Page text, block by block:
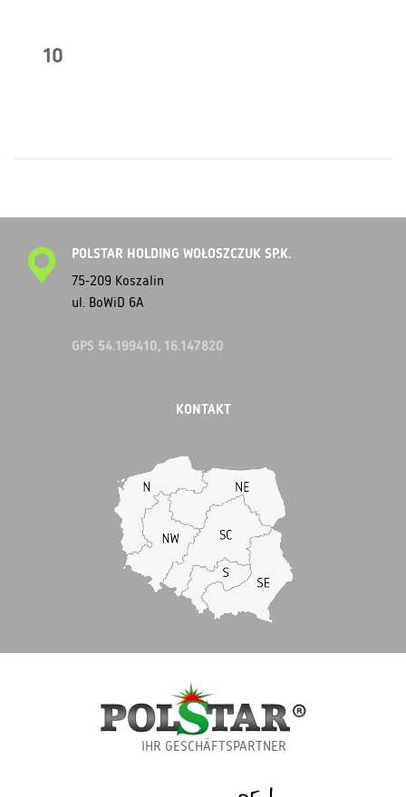
10
POLSTAR HOLDING WOŁOSZCZUK SP.K.
75-209 Koszalin
ul. BoWiD 6A
GPS 54.199410, 16.147820
KONTAKT
IHR GESCHÄFTSPARTNER